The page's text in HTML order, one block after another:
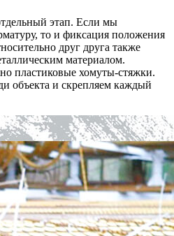
этап. Если мы
то и фиксация положения
друг друга также
материалом.
пластиковые хомуты-стяжки.
объекта и скрепляем каждый